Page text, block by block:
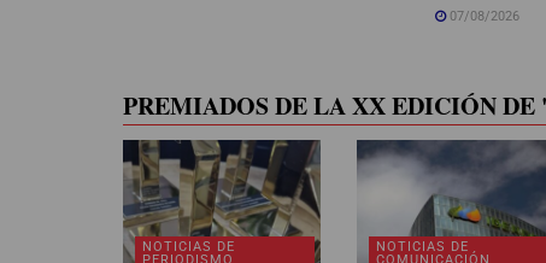
07/08/2026
PREMIADOS DE LA XX EDICIÓN DE
NOTICIAS DE
PERIODISMO
NOTICIAS DE
COMUNICACIÓN